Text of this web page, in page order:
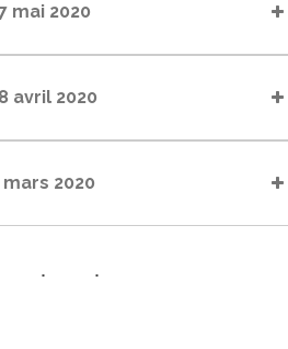
mai 2020
avril 2020
2020